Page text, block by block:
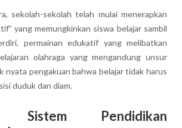
sekolah-sekolah telah mulai menerapkan
yang memungkinkan siswa belajar sambil
permainan edukatif yang melibatkan
olahraga yang mengandung unsur
nyata pengakuan bahwa belajar tidak harus
duduk dan diam.
Sistem Pendidikan